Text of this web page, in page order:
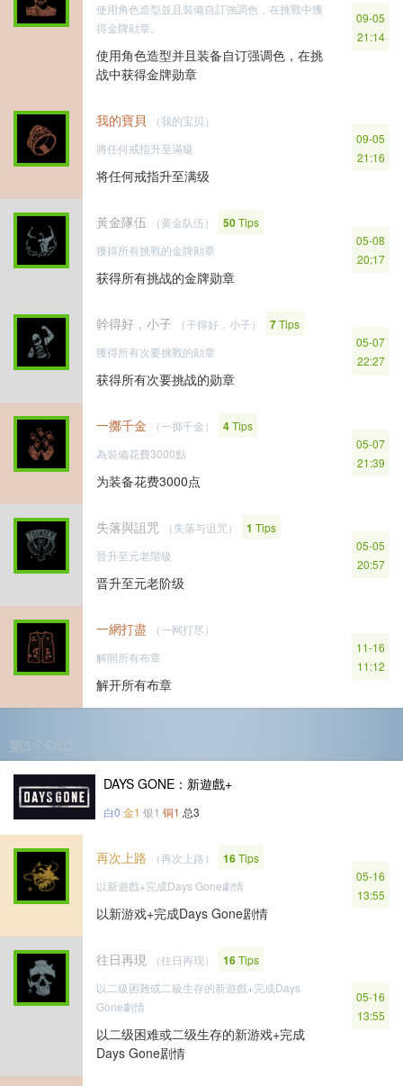
使用角色造型並且裝備自訂強調色，在挑戰中獲
得金牌勛章。
使用角色造型并且装备自订强调色，在挑
战中获得金牌勋章
09-05
21:14
我的寶貝
（我的宝贝）
將任何戒指升至滿級
将任何戒指升至满级
09-05
21:16
黃金隊伍 （黄金队伍） 50Tips
獲得所有挑戰的金牌勛章
获得所有挑战的金牌勋章
05-08
20:17
幹得好，小子 （干得好，小子） 7Tips
獲得所有次要挑戰的勛章
获得所有次要挑战的勋章
05-07
22:27
一擲千金 （一掷千金） 4Tips
為裝備花費3000點
为装备花费3000点
05-07
21:39
失落與詛咒 （失落与诅咒） 1 Tips
晉升至元老階級
晋升至元老阶级
05-05
20:57
一網打盡
（一网打尽）
解開所有布章
解开所有布章
11-16
11:12
第3个DLC
DAYS GONE：新遊戲+
白0 金1 银1 铜1 总3
再次上路 （再次上路） 16Tips
以新遊戲+完成Days Gone劇情
以新游戏+完成Days Gone剧情
05-16
13:55
往日再現 （往日再现） 16Tips
以二級困難或二級生存的新遊戲+完成Days
Gone劇情
以二级困难或二级生存的新游戏+完成
Days Gone剧情
05-16
13:55